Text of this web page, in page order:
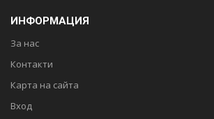
ИНФОРМАЦИЯ
За нас
Контакти
Карта на сайта
Вход